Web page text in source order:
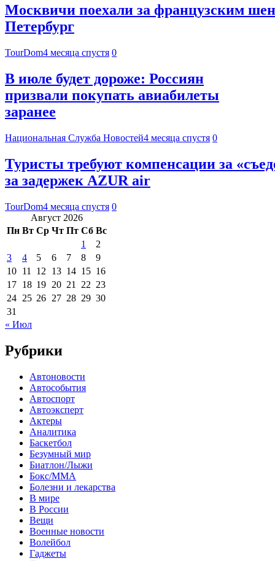
Москвичи поехали за французским
Петербург
TourDom4 месяца спустя 0
В июле будет дороже: Россиян
призвали покупать авиабилеты
заранее
Национальная Служба Новостей4 месяца спустя 0
Туристы требуют компенсации за
за задержек AZUR air
TourDom4 месяца спустя 0
Август 2026
Пн Вт Ср Чт Пт Сб Вс
1
2
3
4 5 6 7 8
9
10 11 12 13 14 15 16
17 18 19 20 21 22 23
24 25 26 27 28 29 30
31
« Июл
Рубрики
Автоновости
Автособытия
Автоспорт
Автоэксперт
Актеры
Аналитика
Баскетбол
Безумный мир
Биатлон/Лыжи
Бокс/MMA
Болезни и лекарства
В мире
В России
Вещи
Военные новости
Волейбол
Гаджеты